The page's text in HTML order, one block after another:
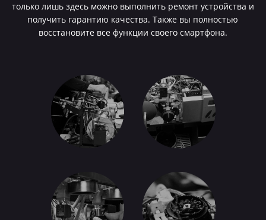
только лишь здесь можно выполнить ремонт устройства и
получить гарантию качества. Также вы полностью
восстановите все функции своего смартфона.